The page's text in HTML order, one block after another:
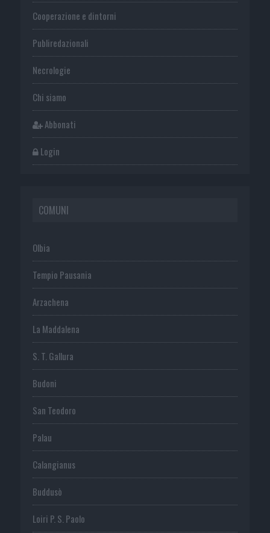
Cooperazione e dintorni
Publiredazionali
Necrologie
Chi siamo
Abbonati
Login
COMUNI
Olbia
Tempio Pausania
Arzachena
La Maddalena
S. T. Gallura
Budoni
San Teodoro
Palau
Calangianus
Buddusò
Loiri P. S. Paolo